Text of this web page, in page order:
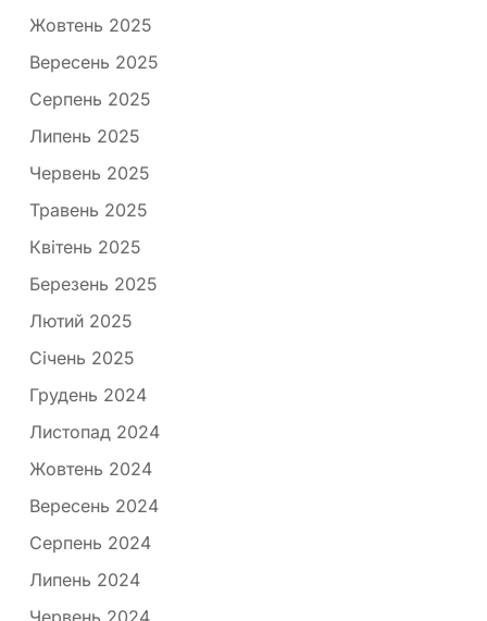
Жовтень 2025
Вересень 2025
Серпень 2025
Липень 2025
Червень 2025
Травень 2025
Квітень 2025
Березень 2025
Лютий 2025
Січень 2025
Грудень 2024
Листопад 2024
Жовтень 2024
Вересень 2024
Серпень 2024
Липень 2024
Червень 2024